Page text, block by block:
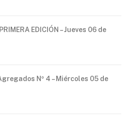
EDICIÓN – Jueves 06 de
Nº 4 – Miércoles 05 de